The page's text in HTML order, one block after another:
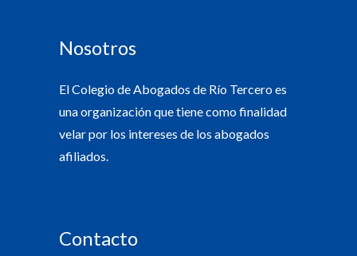
Nosotros
El Colegio de Abogados de Río Tercero es
una organización que tiene como finalidad
velar por los intereses de los abogados
afiliados.
Contacto